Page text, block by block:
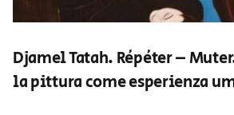
Djamel Tatah. Répéter –
la pittura come esperienza